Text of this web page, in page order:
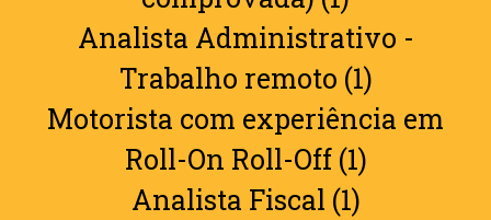
Analista Administrativo -
Trabalho remoto (1)
Motorista com experiência em
Roll-On Roll-Off (1)
Analista Fiscal (1)